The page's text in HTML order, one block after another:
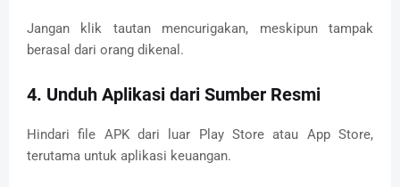
Jangan klik tautan mencurigakan, meskipun tampak
berasal dari orang dikenal.
4. Unduh Aplikasi dari Sumber Resmi
Hindari file APK dari luar Play Store atau App Store,
terutama untuk aplikasi keuangan.